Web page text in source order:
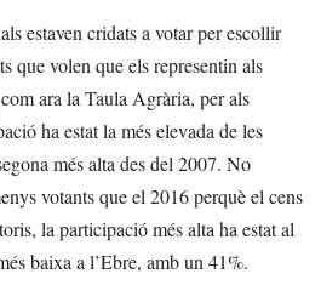
estaven cridats a votar per escollir
que volen que els representin als
ara la Taula Agrària, per als
ha estat la més elevada de les
més alta des del 2007. No
votants que el 2016 perquè el cens
la participació més alta ha estat al
baixa a l’Ebre, amb un 41%.